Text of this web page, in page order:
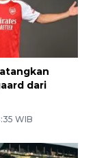
dari
WIB